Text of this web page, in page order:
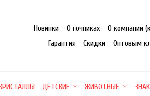
Новинки О ночниках О компании
Гарантия
Скидки Оптовым
ДЕТСКИЕ ЖИВОТНЫЕ